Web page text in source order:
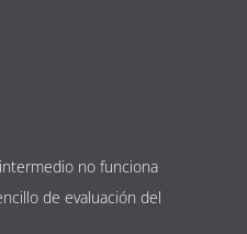
no funciona
de evaluación del